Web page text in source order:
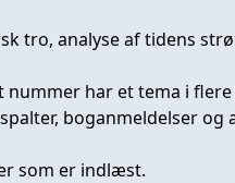
tro, analyse af tidens
har et tema i
boganmeldelser og
som er indlæst.